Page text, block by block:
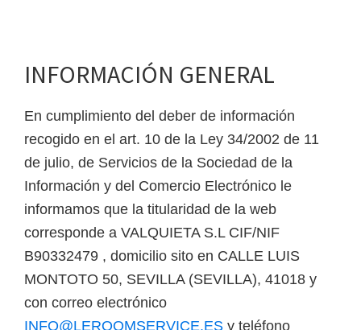
INFORMACIÓN GENERAL
En cumplimiento del deber de información
recogido en el art. 10 de la Ley 34/2002 de 11
de julio, de Servicios de la Sociedad de la
Información y del Comercio Electrónico le
informamos que la titularidad de la web
corresponde a VALQUIETA S.L CIF/NIF
B90332479 , domicilio sito en CALLE LUIS
MONTOTO 50, SEVILLA (SEVILLA), 41018 y
con correo electrónico
INFO@LEROOMSERVICE.ES y teléfono